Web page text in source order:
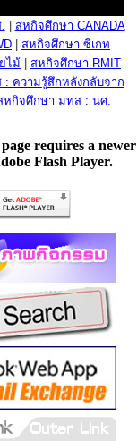
สหกิจศึกษา CANADA
สหกิจศึกษา ซีเกท
ไม้
สหกิจศึกษา RMIT
ความรู้สึกหลังกลับจาก
หกิจศึกษา มทส : นศ.
requires a newer
Flash Player.